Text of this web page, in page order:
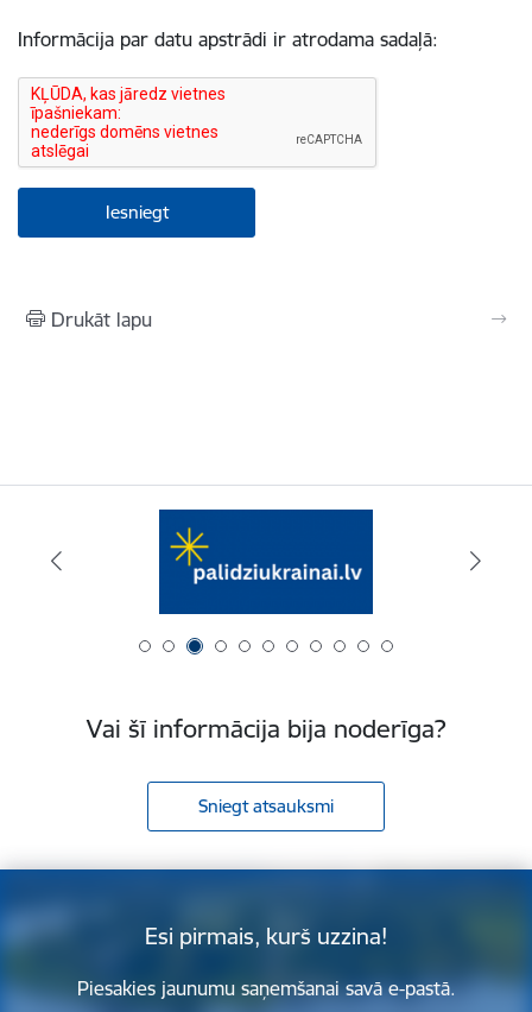
Informācija par datu apstrādi ir atrodama sadaļā:
Drukāt lapu
Vai šī informācija bija noderīga?
Sniegt atsauksmi
Esi pirmais, kurš uzzina!
Piesakies jaunumu saņemšanai savā e-pastā.